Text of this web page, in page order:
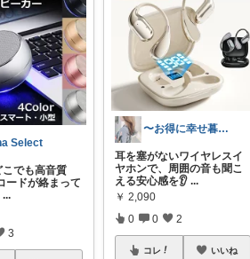
Select
こでも高音質
ードが絡まって
...
3
〜お得に幸せ暮らし〜
耳を塞がないワイヤレスイ
ヤホンで、周囲の音も聞こ
える安心感を👂 ...
￥ 2,090
0 0 2
コレ いいね